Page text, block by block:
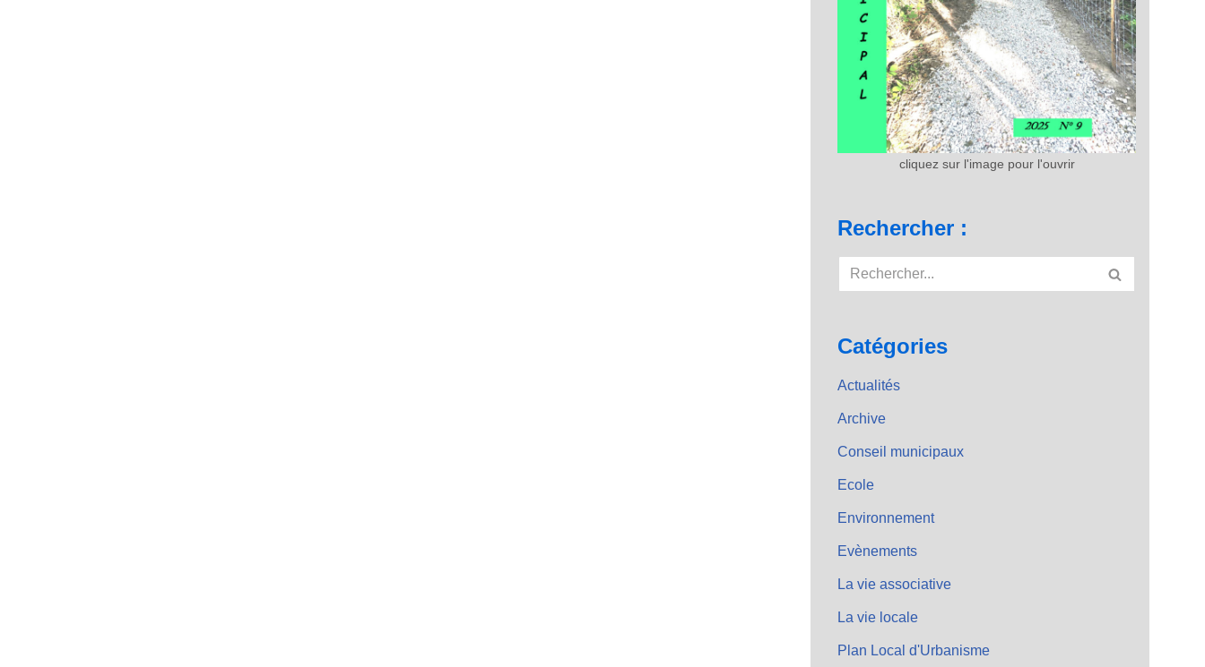
cliquez sur l'image pour l'ouvrir
Rechercher :
Catégories
Actualités
Archive
Conseil municipaux
Ecole
Environnement
Evènements
La vie associative
La vie locale
Plan Local d'Urbanisme